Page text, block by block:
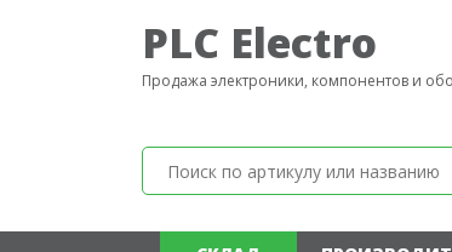
PLC Electro
Продажа электроники, компонентов и